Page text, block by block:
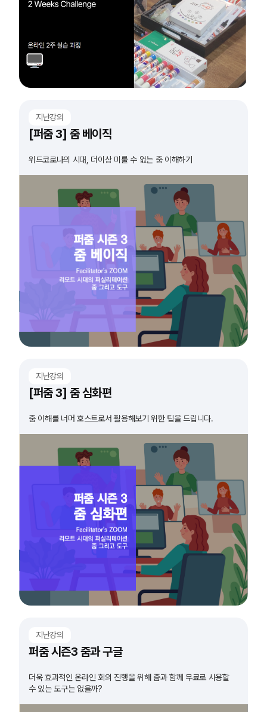
지난강의
[퍼줌 3] 줌 베이직
위드코로나의 시대, 더이상 미룰 수 없는 줌 이해하기
지난강의
[퍼줌 3] 줌 심화편
줌 이해를 너머 호스트로서 활용해보기 위한 팁을 드립니다.
지난강의
퍼줌 시즌3 줌과 구글
더욱 효과적인 온라인 회의 진행을 위해 줌과 함께 무료로 사용할
수 있는 도구는 없을까?